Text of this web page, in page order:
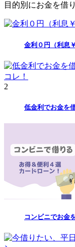
目的別にお金を借
金利０円（利息
2
低金利でお金を
コンビニでお金